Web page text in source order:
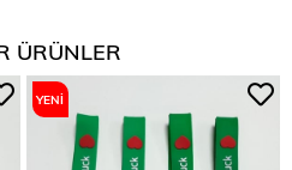
ÜRÜNLER
YENI